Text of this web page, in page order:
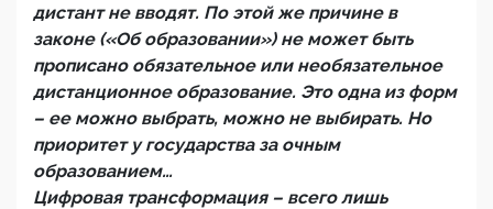
дистант не вводят. По этой же причине в
законе («Об образовании») не может быть
прописано обязательное или необязательное
дистанционное образование. Это одна из форм
– ее можно выбрать, можно не выбирать. Но
приоритет у государства за очным
образованием…
Цифровая трансформация – всего лишь